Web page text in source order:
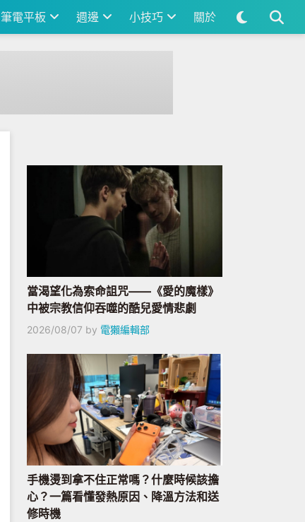
筆電平板 週邊 小技巧 關於
當渴望化為索命詛咒——《愛的魔樣》
中被宗教信仰吞噬的酷兒愛情悲劇
2026/08/07 by 電獺編輯部
手機燙到拿不住正常嗎？什麼時候該擔
心？一篇看懂發熱原因、降溫方法和送
修時機